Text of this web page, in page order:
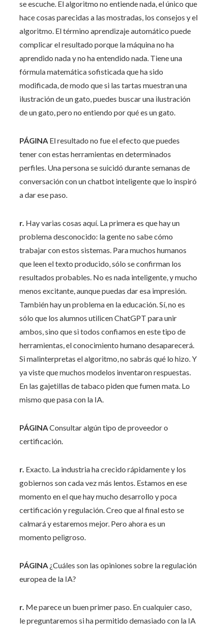
se escuche. El algoritmo no entiende nada, el único que
hace cosas parecidas a las mostradas, los consejos y el
algoritmo. El término aprendizaje automático puede
complicar el resultado porque la máquina no ha
aprendido nada y no ha entendido nada. Tiene una
fórmula matemática sofisticada que ha sido
modificada, de modo que si las tartas muestran una
ilustración de un gato, puedes buscar una ilustración
de un gato, pero no entiendo por qué es un gato.
PÁGINA El resultado no fue el efecto que puedes
tener con estas herramientas en determinados
perfiles. Una persona se suicidó durante semanas de
conversación con un chatbot inteligente que lo inspiró
a dar ese paso.
r. Hay varias cosas aquí. La primera es que hay un
problema desconocido: la gente no sabe cómo
trabajar con estos sistemas. Para muchos humanos
que leen el texto producido, sólo se confirman los
resultados probables. No es nada inteligente, y mucho
menos excitante, aunque puedas dar esa impresión.
También hay un problema en la educación. Sí, no es
sólo que los alumnos utilicen ChatGPT para unir
ambos, sino que si todos confiamos en este tipo de
herramientas, el conocimiento humano desaparecerá.
Si malinterpretas el algoritmo, no sabrás qué lo hizo. Y
ya viste que muchos modelos inventaron respuestas.
En las gajetillas de tabaco piden que fumen mata. Lo
mismo que pasa con la IA.
PÁGINAConsultar algún tipo de proveedor o
certificación.
r. Exacto. La industria ha crecido rápidamente y los
gobiernos son cada vez más lentos. Estamos en ese
momento en el que hay mucho desarrollo y poca
certificación y regulación. Creo que al final esto se
calmará y estaremos mejor. Pero ahora es un
momento peligroso.
PÁGINA ¿Cuáles son las opiniones sobre la regulación
europea de la IA?
r. Me parece un buen primer paso. En cualquier caso,
le preguntaremos si ha permitido demasiado con la IA